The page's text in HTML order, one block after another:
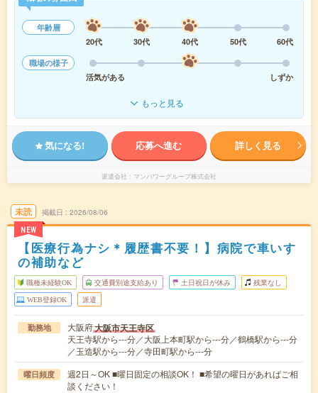
年齢層
20代
30代 40代 50代
60代
職場の様子
活気がある
しずか
もっと見る
気になる! 応募へ進む 詳しく見る
派遣会社 マンパワーグループ株式会社
未読
NEW
掲載日 2026/08/06
【医療行為ナシ＊履歴書不要！】病院で車いす
の補助など
職種未経験OK 交通費別途支給あり 土日祝日が休み 残業なし
WEB登録OK 派遣
勤務地 大阪府大阪市天王寺区
天王寺駅から---分／大阪上本町駅から---分／鶴橋駅から---分
／玉造駅から---分／寺田町駅から---分
曜日頻度
週2日～OK ■曜日固定の相談OK！ ■希望の曜日があればご相
談ください！